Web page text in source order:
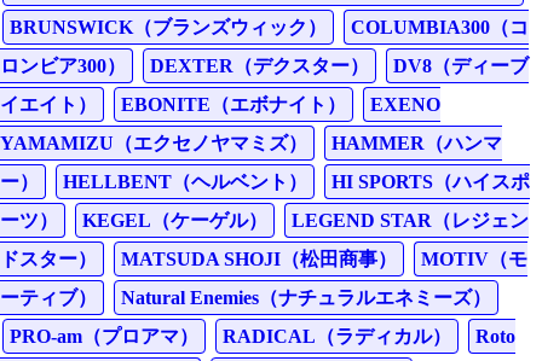
BRUNSWICK（ブランズウィック）
COLUMBIA300（コ
ロンビア300）
DEXTER（デクスター）
DV8（ディーブ
イエイト）
EBONITE（エボナイト）
EXENO
YAMAMIZU（エクセノヤマミズ）
HAMMER（ハンマ
ー）
HELLBENT（ヘルベント）
HI SPORTS（ハイスポ
ーツ）
KEGEL（ケーゲル）
LEGEND STAR（レジェン
ドスター）
MATSUDA SHOJI（松田商事）
MOTIV（モ
ーティブ）
Natural Enemies（ナチュラルエネミーズ）
PRO-am（プロアマ）
RADICAL（ラディカル）
Roto